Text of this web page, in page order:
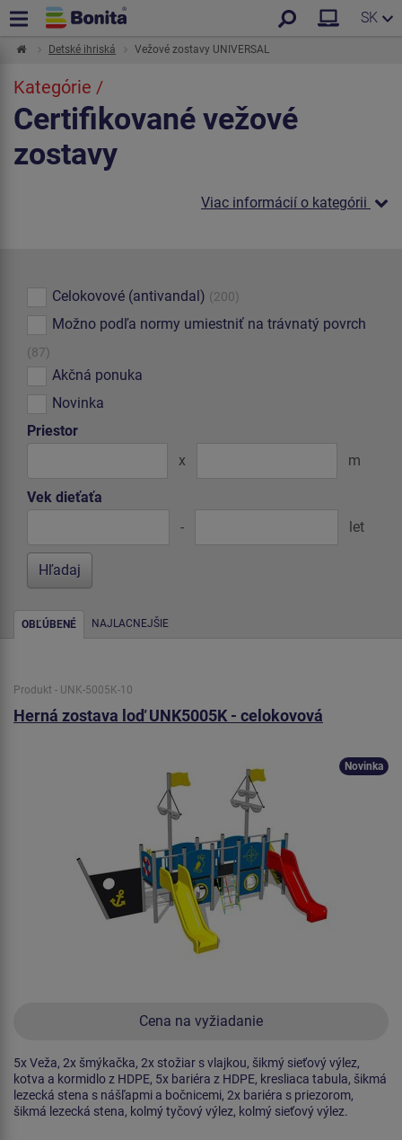
SK
Detské ihriská Vežové zostavy UNIVERSAL
Kategórie /
Certifikované vežové
zostavy
Viac informácií o kategórii
Celokovové (antivandal) (200)
Možno podľa normy umiestniť na trávnatý povrch
(87)
Akčná ponuka
Novinka
Priestor
x
m
Vek dieťaťa
-
let
OBĽÚBENÉ NAJLACNEJŠIE
Produkt - UNK-5005K-10
Herná zostava loď UNK5005K - celokovová
Cena na vyžiadanie
Novinka
5x Veža, 2x šmýkačka, 2x stožiar s vlajkou, šikmý sieťový výlez,
kotva a kormidlo z HDPE, 5x bariéra z HDPE, kresliaca tabula, šikmá
lezecká stena s nášľapmi a bočnicemi, 2x bariéra s priezorom,
šikmá lezecká stena, kolmý tyčový výlez, kolmý sieťový výlez.